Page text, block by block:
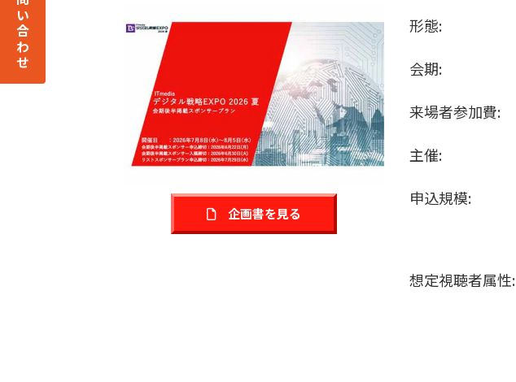
企画書を見る
形態:
会期:
来場者参加費:
主催:
申込規模:
想定視聴者属性: